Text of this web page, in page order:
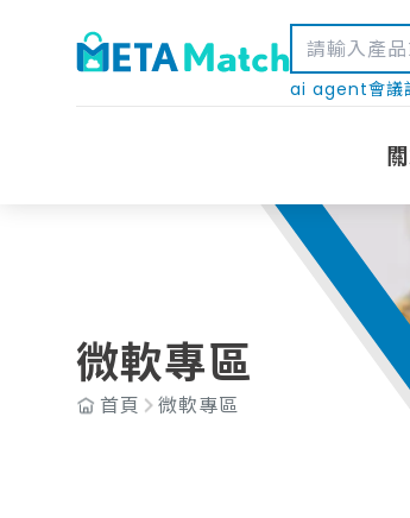
ai agent會議
微軟專區
首頁 微軟專區
微軟全產品顧問輔導